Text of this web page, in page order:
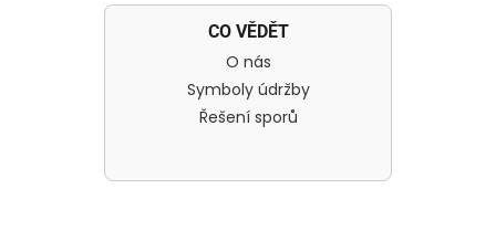
CO VĚDĚT
O nás
Symboly údržby
Řešení sporů